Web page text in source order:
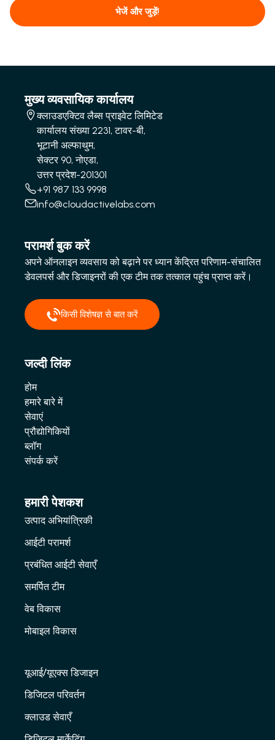
भेजें और जुड़ें!
मुख्य व्यवसायिक कार्यालय
क्लाउडएक्टिव लैब्स प्राइवेट लिमिटेड
कार्यालय संख्या 2231, टावर-बी,
भूटानी अल्फाथुम,
सेक्टर 90, नोएडा,
उत्तर प्रदेश-201301
+91 987 133 9998
info@cloudactivelabs.com
परामर्श बुक करें
अपने ऑनलाइन व्यवसाय को बढ़ाने पर ध्यान केंद्रित परिणाम-संचालित
डेवलपर्स और डिजाइनरों की एक टीम तक तत्काल पहुंच प्राप्त करें।
किसी विशेषज्ञ से बात करें
जल्दी लिंक
होम
हमारे बारे में
सेवाएं
प्रौद्योगिकियों
ब्लॉग
संपर्क करें
हमारी पेशकश
उत्पाद अभियांत्रिकी
आईटी परामर्श
प्रबंधित आईटी सेवाएँ
समर्पित टीम
वेब विकास
मोबाइल विकास
यूआई/यूएक्स डिजाइन
डिजिटल परिवर्तन
क्लाउड सेवाएँ